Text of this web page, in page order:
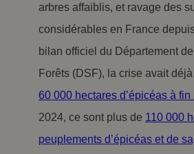
arbres affaiblis, et ravage des
considérables en France
bilan officiel du Département
Forêts (DSF), la crise avait
60 000 hectares d’épicéas à fin
2024, ce sont plus de 110 000
peuplements d’épicéas et de